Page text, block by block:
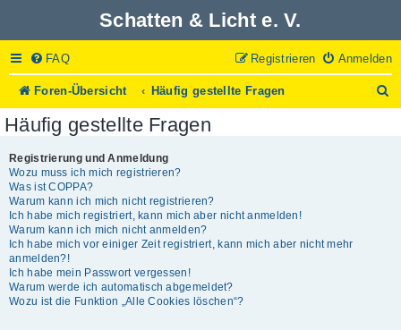
Schatten & Licht e. V.
FAQ Anmelden
Registrieren
Foren-Übersicht Häufig gestellte Fragen
u
Häufig gestellte Fragen
Registrierung und Anmeldung
Wozu muss ich mich registrieren?
Was ist COPPA?
Warum kann ich mich nicht registrieren?
Ich habe mich registriert, kann mich aber nicht anmelden!
Warum kann ich mich nicht anmelden?
Ich habe mich vor einiger Zeit registriert, kann mich aber nicht mehr
anmelden?!
Ich habe mein Passwort vergessen!
Warum werde ich automatisch abgemeldet?
Wozu ist die Funktion „Alle Cookies löschen“?